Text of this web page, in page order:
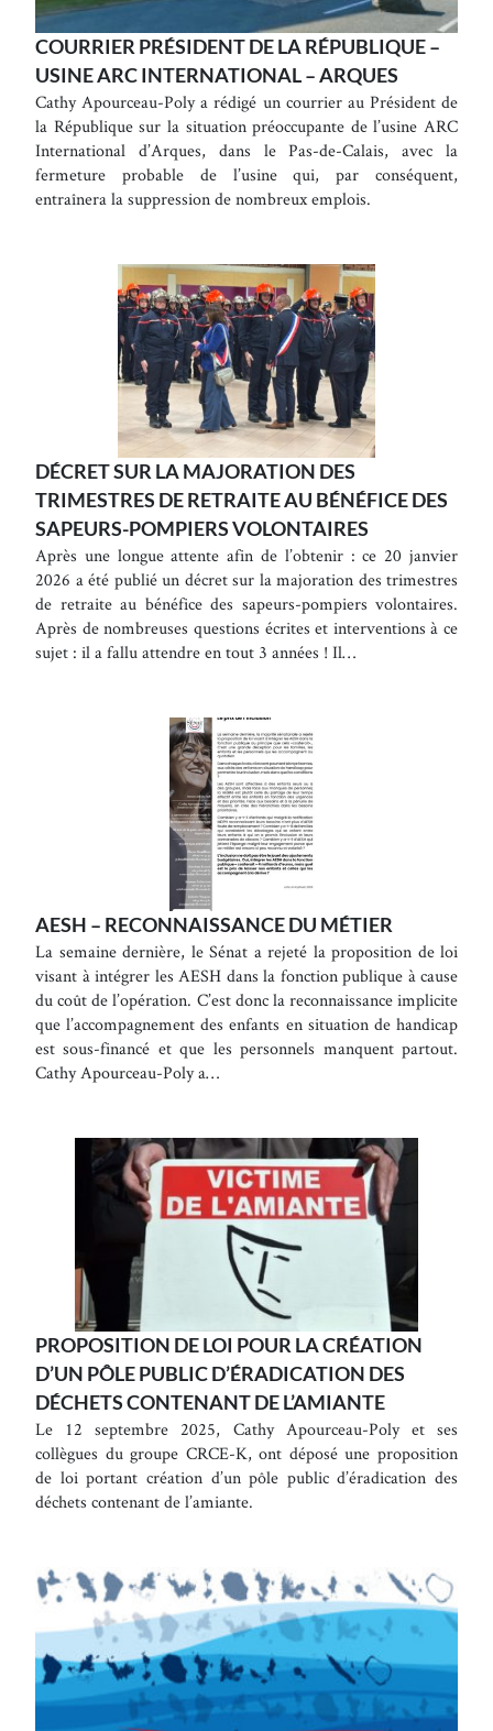
COURRIER PRÉSIDENT DE LA RÉPUBLIQUE –
USINE ARC INTERNATIONAL – ARQUES
Cathy Apourceau-Poly a rédigé un courrier au Président de
la République sur la situation préoccupante de l’usine ARC
International d’Arques, dans le Pas-de-Calais, avec la
fermeture probable de l’usine qui, par conséquent,
entraînera la suppression de nombreux emplois.
DÉCRET SUR LA MAJORATION DES
TRIMESTRES DE RETRAITE AU BÉNÉFICE DES
SAPEURS-POMPIERS VOLONTAIRES
Après une longue attente afin de l’obtenir : ce 20 janvier
2026 a été publié un décret sur la majoration des trimestres
de retraite au bénéfice des sapeurs-pompiers volontaires.
Après de nombreuses questions écrites et interventions à ce
sujet : il a fallu attendre en tout 3 années ! Il…
AESH – RECONNAISSANCE DU MÉTIER
La semaine dernière, le Sénat a rejeté la proposition de loi
visant à intégrer les AESH dans la fonction publique à cause
du coût de l’opération. C’est donc la reconnaissance implicite
que l’accompagnement des enfants en situation de handicap
est sous-financé et que les personnels manquent partout.
Cathy Apourceau-Poly a…
PROPOSITION DE LOI POUR LA CRÉATION
D’UN PÔLE PUBLIC D’ÉRADICATION DES
DÉCHETS CONTENANT DE L’AMIANTE
Le 12 septembre 2025, Cathy Apourceau-Poly et ses
collègues du groupe CRCE-K, ont déposé une proposition
de loi portant création d’un pôle public d’éradication des
déchets contenant de l’amiante.